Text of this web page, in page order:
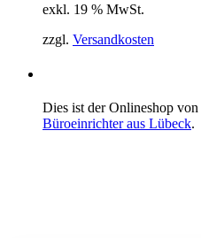
exkl. 19 % MwSt.
zzgl. Versandkosten
Dies ist der Onlineshop von
Büroeinrichter aus Lübeck.